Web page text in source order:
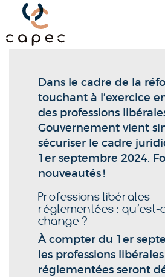
Panneau de gestion des
Dans le cadre de la
touchant à l’exercice
des professions
Gouvernement vient
sécuriser le cadre
1er septembre 2024.
nouveautés !
Professions libérales
réglementées : qu’est-
change ?
À compter du 1er
les professions libérales
réglementées seront